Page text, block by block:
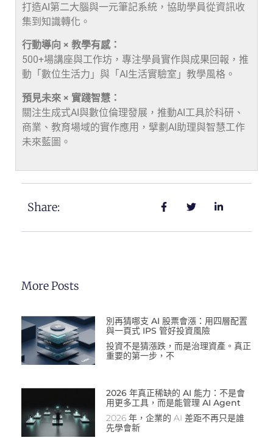
打造AI第二大腦與一元筆記系統，協助學員從資訊收
集到知識轉化。
行動導向 × 教學有感：
500+場講座與工作坊，專注學員實作與成果回報，推
動「數位生活力」與「AI生活實驗室」教學風格。
預見未來 × 實踐智慧：
關注生成式AI與數位倫理發展，推動AI工具於科研、
商業、教育場域的實作應用，擘劃AI助理與智慧工作
未來藍圖。
Share:
More Posts
別再猜哪支 AI 股票會漲：用四層配置
與一頁式 IPS 管好投資風險
投資不是猜漲跌，而是治理資產。真正
重要的第一步，不
2026 年真正稀缺的 AI 能力：不是會
用更多工具，而是能管理 AI Agent
2026 年，企業的 AI 差距不再只是誰
先學會新